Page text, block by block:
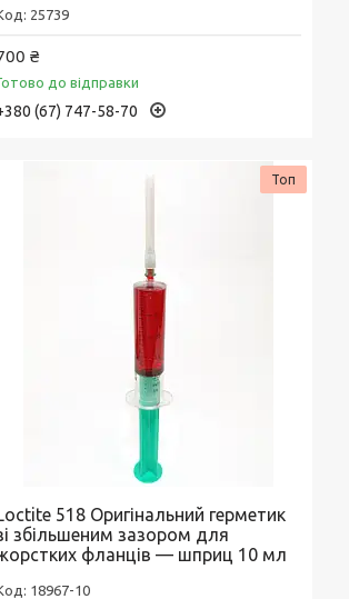
25739
₴
до відправки
(67) 747-58-70
Топ
518 Оригінальний герметик
збільшеним зазором для
фланців — шприц 10 мл
18967-10